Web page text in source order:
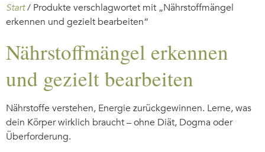
Start/ Produkte verschlagwortet mit „Nährstoffmängel
erkennen und gezielt bearbeiten“
Nährstoffmängel erkennen
und gezielt bearbeiten
Nährstoffe verstehen, Energie zurückgewinnen. Lerne, was
dein Körper wirklich braucht – ohne Diät, Dogma oder
Überforderung.